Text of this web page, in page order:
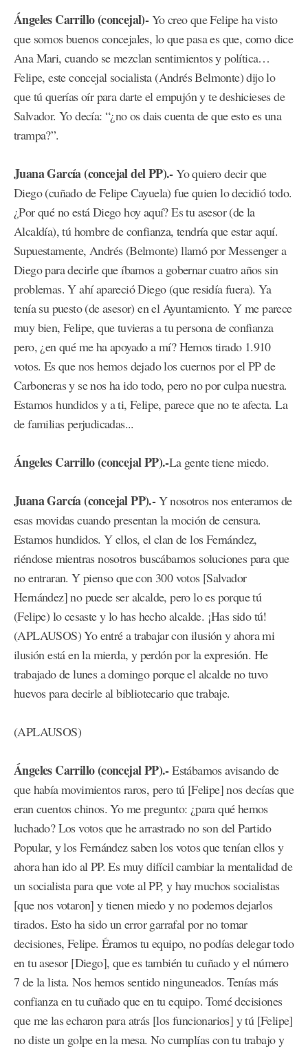
Ángeles Carrillo (concejal)-Yo creo que Felipe ha visto
que somos buenos concejales, lo que pasa es que, como dice
Ana Mari, cuando se mezclan sentimientos y política…
Felipe, este concejal socialista (Andrés Belmonte) dijo lo
que tú querías oír para darte el empujón y te deshicieses de
Salvador. Yo decía: “¿no os dais cuenta de que esto es una
trampa?”.
Juana García (concejal del PP).-Yo quiero decir que
Diego (cuñado de Felipe Cayuela) fue quien lo decidió todo.
¿Por qué no está Diego hoy aquí? Es tu asesor (de la
Alcaldía), tú hombre de confianza, tendría que estar aquí.
Supuestamente, Andrés (Belmonte) llamó por Messenger a
Diego para decirle que íbamos a gobernar cuatro años sin
problemas. Y ahí apareció Diego (que residía fuera). Ya
tenía su puesto (de asesor) en el Ayuntamiento. Y me parece
muy bien, Felipe, que tuvieras a tu persona de confianza
pero, ¿en qué me ha apoyado a mí? Hemos tirado 1.910
votos. Es que nos hemos dejado los cuernos por el PP de
Carboneras y se nos ha ido todo, pero no por culpa nuestra.
Estamos hundidos y a ti, Felipe, parece que no te afecta. La
de familias perjudicadas...
Ángeles Carrillo (concejal PP).-La gente tiene miedo.
Juana García (concejal PP).-Y nosotros nos enteramos de
esas movidas cuando presentan la moción de censura.
Estamos hundidos. Y ellos, el clan de los Fernández,
riéndose mientras nosotros buscábamos soluciones para que
no entraran. Y pienso que con 300 votos [Salvador
Hernández] no puede ser alcalde, pero lo es porque tú
(Felipe) lo cesaste y lo has hecho alcalde. ¡Has sido tú!
(APLAUSOS) Yo entré a trabajar con ilusión y ahora mi
ilusión está en la mierda, y perdón por la expresión. He
trabajado de lunes a domingo porque el alcalde no tuvo
huevos para decirle al bibliotecario que trabaje.
(APLAUSOS)
Ángeles Carrillo (concejal PP).-Estábamos avisando de
que había movimientos raros, pero tú [Felipe] nos decías que
eran cuentos chinos. Yo me pregunto: ¿para qué hemos
luchado? Los votos que he arrastrado no son del Partido
Popular, y los Fernández saben los votos que tenían ellos y
ahora han ido al PP. Es muy difícil cambiar la mentalidad de
un socialista para que vote al PP, y hay muchos socialistas
[que nos votaron] y tienen miedo y no podemos dejarlos
tirados. Esto ha sido un error garrafal por no tomar
decisiones, Felipe. Éramos tu equipo, no podías delegar todo
en tu asesor [Diego], que es también tu cuñado y el número
7 de la lista. Nos hemos sentido ninguneados. Tenías más
confianza en tu cuñado que en tu equipo. Tomé decisiones
que me las echaron para atrás [los funcionarios] y tú [Felipe]
no diste un golpe en la mesa. No cumplías con tu trabajo y